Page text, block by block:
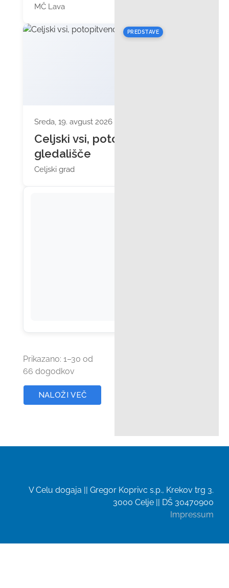
MČ Lava
PREDSTAVE
Sreda, 19. avgust 2026 ob 19:00
Celjski vsi, potopitveno
gledališče
Celjski grad
Prikazano: 1–30 od
66 dogodkov
NALOŽI VEČ
V Celu dogaja || Gregor Koprivc s.p., Krekov trg 3.
3000 Celje || DŠ 30470900
Impressum